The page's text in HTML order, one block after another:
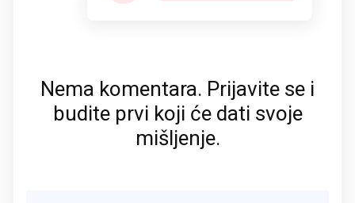
Nema komentara. Prijavite se i
budite prvi koji će dati svoje
mišljenje.